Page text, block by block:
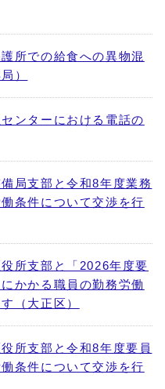
所での給食への異物混
）
ンターにおける電話の
局支部と令和8年度業務
条件について交渉を行
所支部と「2026年度要
かかる職員の勤務労働
（大正区）
所支部と令和8年度要員
条件について交渉を行